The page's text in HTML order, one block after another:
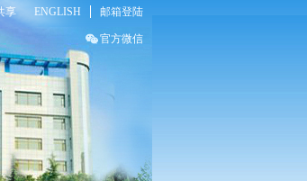
享 ENGLISH 邮箱登陆
官方微信